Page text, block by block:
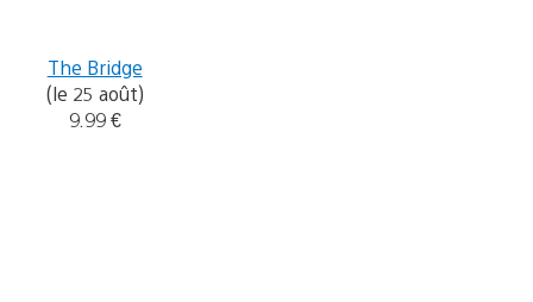
The Bridge
(le 25 août)
9.99 €